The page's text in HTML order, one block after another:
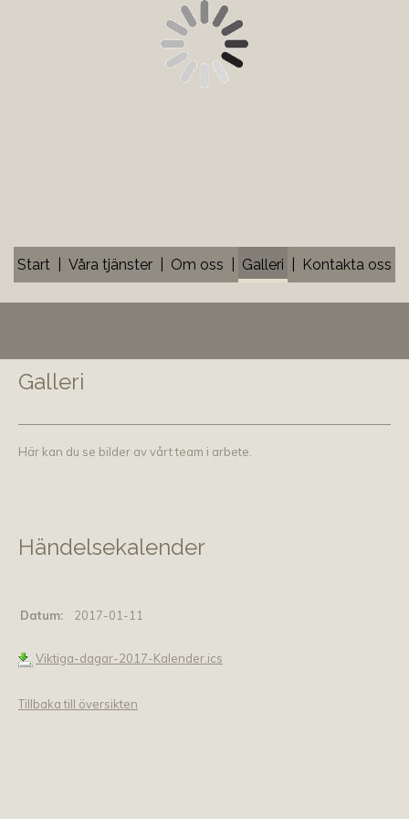
Start Våra tjänster Om oss Galleri Kontakta oss
Galleri
Här kan du se bilder av vårt team i arbete.
Händelsekalender
Datum: 2017-01-11
Viktiga-dagar-2017-Kalender.ics
Tillbaka till översikten